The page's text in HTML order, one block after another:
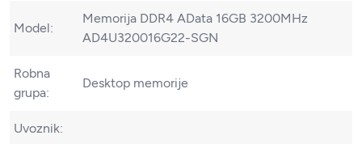
Model:
Memorija DDR4 AData 16GB 3200MHz
AD4U320016G22-SGN
Robna
grupa:
Desktop memorije
Uvoznik: